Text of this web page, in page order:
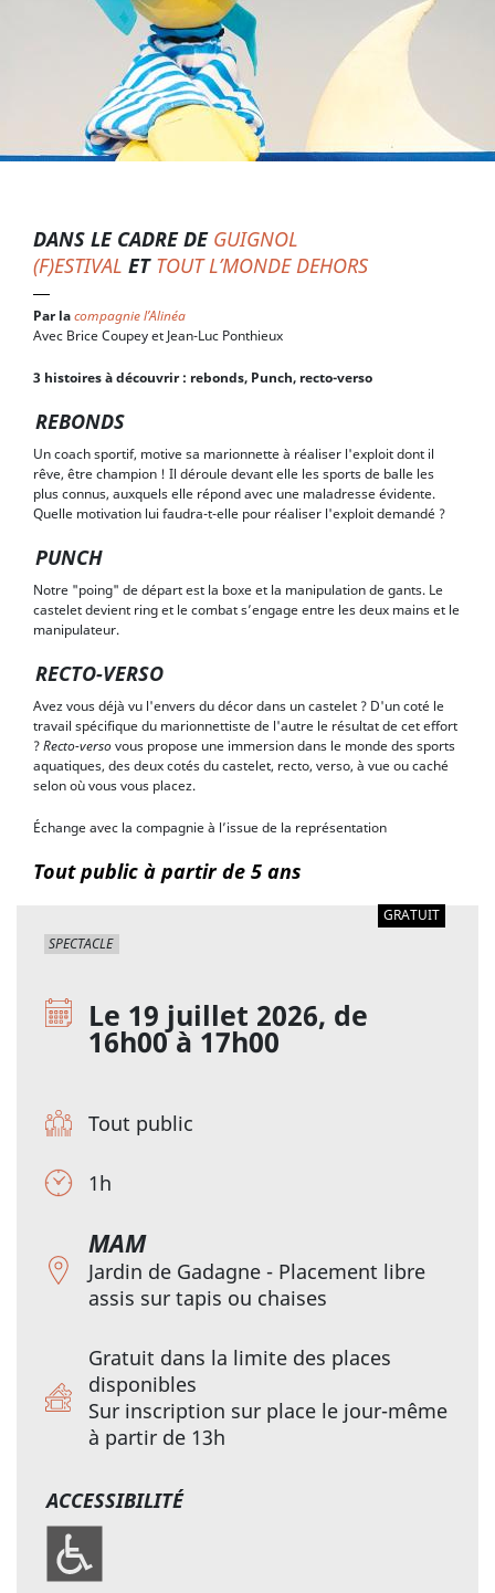
DANS LE CADRE DE GUIGNOL
(F)ESTIVAL ET TOUT L’MONDE DEHORS
Par lacompagnie l’Alinéa
Avec Brice Coupey et Jean-Luc Ponthieux
3 histoires à découvrir : rebonds, Punch, recto-verso
REBONDS
Un coach sportif, motive sa marionnette à réaliser l'exploit dont il
rêve, être champion ! Il déroule devant elle les sports de balle les
plus connus, auxquels elle répond avec une maladresse évidente.
Quelle motivation lui faudra-t-elle pour réaliser l'exploit demandé ?
PUNCH
Notre "poing" de départ est la boxe et la manipulation de gants. Le
castelet devient ring et le combat s’engage entre les deux mains et le
manipulateur.
RECTO-VERSO
Avez vous déjà vu l'envers du décor dans un castelet ? D'un coté le
travail spécifique du marionnettiste de l'autre le résultat de cet effort
?Recto-versovous propose une immersion dans le monde des sports
aquatiques, des deux cotés du castelet, recto, verso, à vue ou caché
selon où vous vous placez.
Échange avec la compagnie à l’issue de la représentation
Tout public à partir de 5 ans
GRATUIT
SPECTACLE
Le 19 juillet 2026, de
16h00 à 17h00
Tout public
1h
MAM
Jardin de Gadagne - Placement libre
assis sur tapis ou chaises
Gratuit dans la limite des places
disponibles
Sur inscription sur place le jour-même
à partir de 13h
ACCESSIBILITÉ